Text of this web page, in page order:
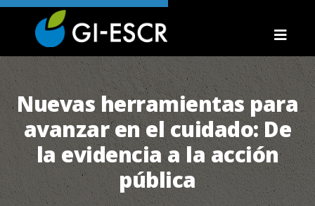
Nuevas herramientas para
avanzar en el cuidado: De
la evidencia a la acción
pública